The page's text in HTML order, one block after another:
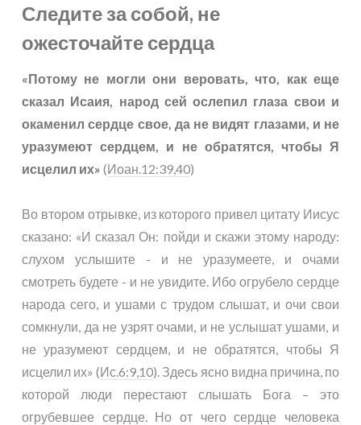
Следите за собой, не
ожесточайте сердца
«Потому не могли они веровать, что, как еще
сказал Исаия, народ сей ослепил глаза свои и
окаменил сердце свое, да не видят глазами, и не
уразумеют сердцем, и не обратятся, чтобы Я
исцелил их» (Иоан.12:39,40)
Во втором отрывке, из которого привел цитату Иисус
сказано: «И сказал Он: пойди и скажи этому народу:
слухом услышите - и не уразумеете, и очами
смотреть будете - и не увидите. Ибо огрубело сердце
народа сего, и ушами с трудом слышат, и очи свои
сомкнули, да не узрят очами, и не услышат ушами, и
не уразумеют сердцем, и не обратятся, чтобы Я
исцелил их» (Ис.6:9,10). Здесь ясно видна причина, по
которой люди перестают слышать Бога – это
огрубевшее сердце. Но от чего сердце человека